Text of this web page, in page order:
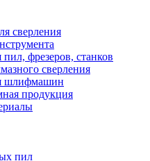
сверления
фрезеров, станков
сверления
шлифмашин
продукция
пил